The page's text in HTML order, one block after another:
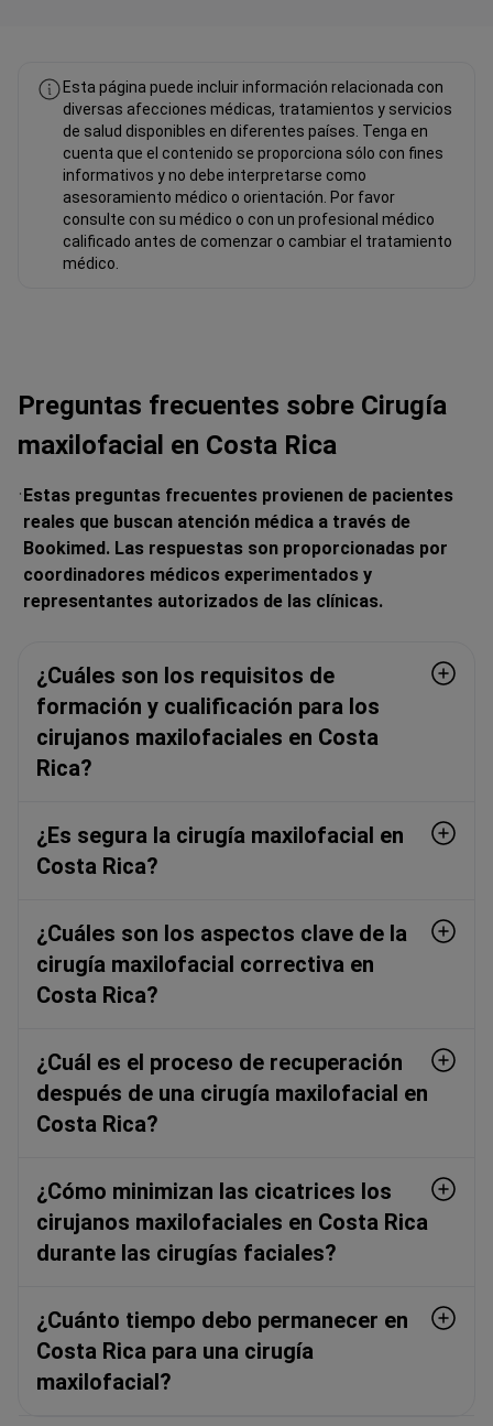
Esta página puede incluir información relacionada con
diversas afecciones médicas, tratamientos y servicios
de salud disponibles en diferentes países. Tenga en
cuenta que el contenido se proporciona sólo con fines
informativos y no debe interpretarse como
asesoramiento médico o orientación. Por favor
consulte con su médico o con un profesional médico
calificado antes de comenzar o cambiar el tratamiento
médico.
Preguntas frecuentes sobre Cirugía
maxilofacial en Costa Rica
Estas preguntas frecuentes provienen de pacientes
reales que buscan atención médica a través de
Bookimed. Las respuestas son proporcionadas por
coordinadores médicos experimentados y
representantes autorizados de las clínicas.
¿Cuáles son los requisitos de
formación y cualificación para los
cirujanos maxilofaciales en Costa
Rica?
¿Es segura la cirugía maxilofacial en
Costa Rica?
¿Cuáles son los aspectos clave de la
cirugía maxilofacial correctiva en
Costa Rica?
¿Cuál es el proceso de recuperación
después de una cirugía maxilofacial en
Costa Rica?
¿Cómo minimizan las cicatrices los
cirujanos maxilofaciales en Costa Rica
durante las cirugías faciales?
¿Cuánto tiempo debo permanecer en
Costa Rica para una cirugía
maxilofacial?